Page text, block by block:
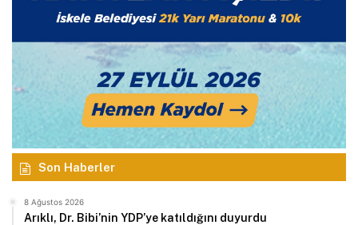
Son Haberler
8 Ağustos 2026
Arıklı, Dr. Bibi’nin YDP’ye katıldığını duyurdu